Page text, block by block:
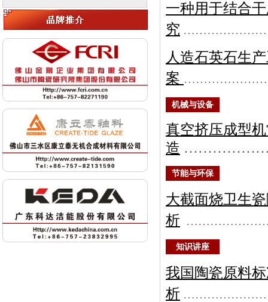
一种用于结合
究
人造石英石生
案
机械与设备
真空挤压成型
造
节能与环保
大截面烧卫生
析
知识讲座
我国陶瓷原料
析